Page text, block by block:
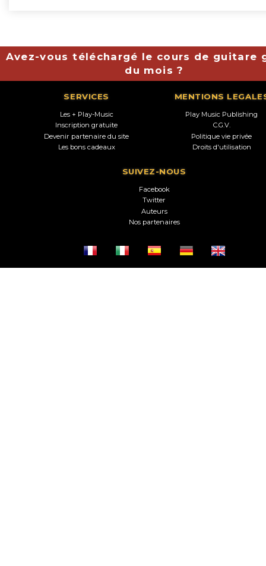
Avez-vous téléchargé le cours de guitare
du mois ?
SERVICES
Les + Play-Music
Inscription gratuite
Devenir partenaire du site
Les bons cadeaux
MENTIONS
Play Music Publishing
C.G.V.
Politique vie privée
Droits d'utilisation
SUIVEZ-NOUS
Facebook
Twitter
Auteurs
Nos partenaires